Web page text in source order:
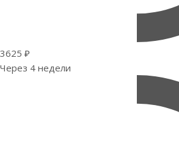
3625 ₽
Через 4 недели